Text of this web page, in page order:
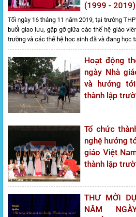
(1999 - 2019)
Tối ngày 16 tháng 11 năm 2019, tại trường
buổi giao lưu, gặp gỡ giữa các thế hệ giáo
trường và các thế hệ học sinh đã và đang học
Hoạt động
ngày Nhà
và hướng
thành lập
Tổ chức
nghệ hướng
giáo Việt
thành lập
THƯ MỜI
NĂM